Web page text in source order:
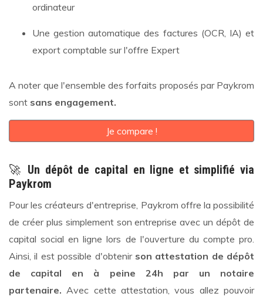
ordinateur
Une gestion automatique des factures (OCR, IA) et
export comptable sur l'offre Expert
A noter que l'ensemble des forfaits proposés par Paykrom
sont sans engagement.
Je compare !
🚀 Un dépôt de capital en ligne et simplifié via
Paykrom
Pour les créateurs d'entreprise, Paykrom offre la possibilité
de créer plus simplement son entreprise avec un dépôt de
capital social en ligne lors de l'ouverture du compte pro.
Ainsi, il est possible d'obtenirson attestation de dépôt
de capital en à peine 24h par un notaire
partenaire. Avec cette attestation, vous allez pouvoir